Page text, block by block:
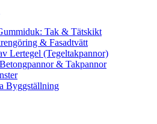
Tak & Tätskikt
& Fasadtvätt
Lertegel (Tegeltakpannor)
& Takpannor
Byggställning